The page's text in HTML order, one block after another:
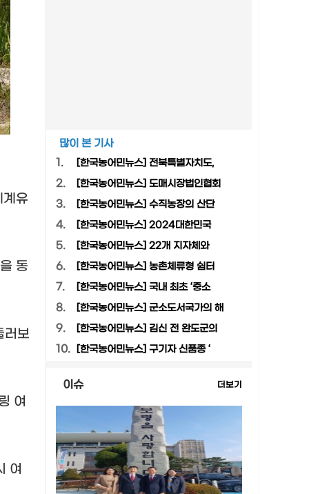
유
동
러보
여
여
많이 본 기사
1.
[한국농어민뉴스] 전북특별자치도,
2. [한국농어민뉴스] 도매시장법인협회
3. [한국농어민뉴스] 수직농장의 산단
4. [한국농어민뉴스] 2024대한민국
5. [한국농어민뉴스] 22개 지자체와
6. [한국농어민뉴스] 농촌체류형 쉼터
7. [한국농어민뉴스] 국내 최초 ‘중소
8. [한국농어민뉴스] 군소도서국가의 해
9. [한국농어민뉴스] 김신 전 완도군의
10. [한국농어민뉴스] 구기자 신품종 ‘
이슈 더보기